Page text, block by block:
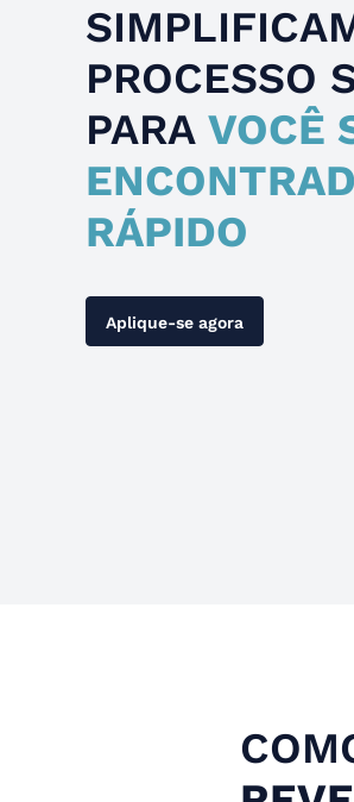
PROCESSO
PARA VOCÊ
RÁPIDO
Aplique-se agora